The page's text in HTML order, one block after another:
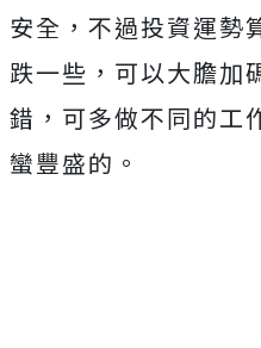
安全，不過投資運勢
跌一些，可以大膽加
錯，可多做不同的工
蠻豐盛的。